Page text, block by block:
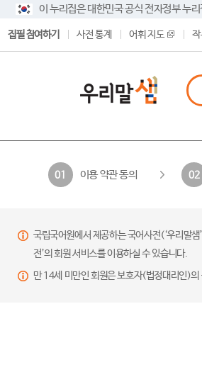
이 누리집은 대한민국 공식 전자정부 누
집필 참여하기 사전 통계 어휘 지도 작
01 이용 약관 동의 02
국립국어원에서 제공하는 국어사전(‘우리말
전’의 회원 서비스를 이용하실 수 있습니다.
만 14세 미만인 회원은 보호자(법정대리인)